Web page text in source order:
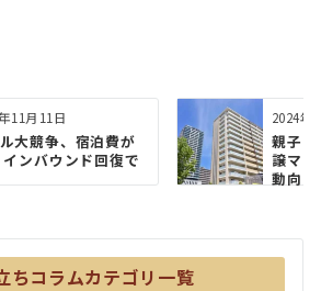
11月11日
⼤競争、宿泊費が
ンバウンド回復で
2024年
親子
譲マ
動向
ちコラムカテゴリ一覧